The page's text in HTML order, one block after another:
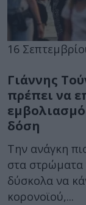
16
Γιάννης
πρέπει να
δόση
Την ανάγκη
στα στρώματα
δύσκολα να
κορονοϊού,...